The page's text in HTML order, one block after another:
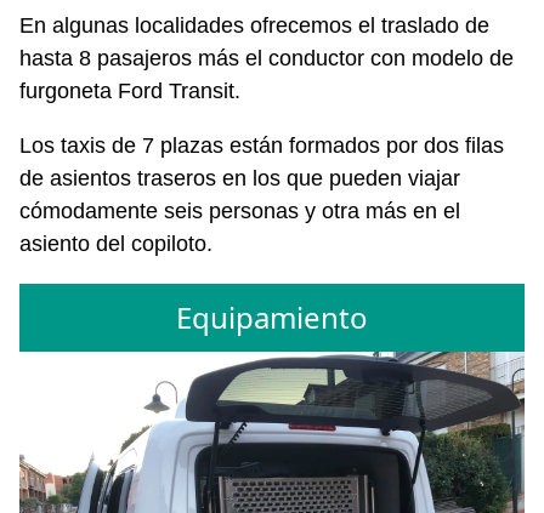
En algunas localidades ofrecemos el traslado de
hasta 8 pasajeros más el conductor con modelo de
furgoneta Ford Transit.
Los taxis de 7 plazas están formados por dos filas
de asientos traseros en los que pueden viajar
cómodamente seis personas y otra más en el
asiento del copiloto.
Equipamiento